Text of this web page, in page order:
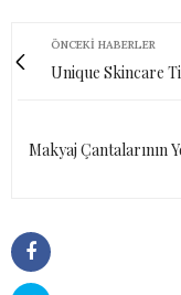
ÖNCEKI HABERLER
Unique Skincare
Makyaj Çantalarının